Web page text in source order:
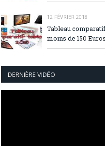
12 FÉVRIER 2018
Tableau
moins de 150 Euros
DERNIÈRE VIDÉO